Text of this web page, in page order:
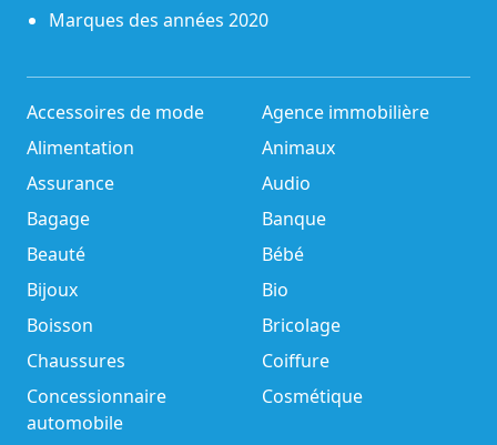
Marques des années 2020
Accessoires de mode
Agence immobilière
Alimentation
Animaux
Assurance
Audio
Bagage
Banque
Beauté
Bébé
Bijoux
Bio
Boisson
Bricolage
Chaussures
Coiffure
Concessionnaire
automobile
Cosmétique